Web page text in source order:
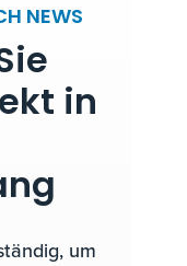
NEWS
in
um